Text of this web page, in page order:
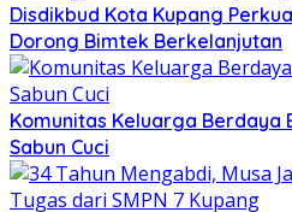
Disdikbud Kota Kupang
Dorong Bimtek Berkelanjutan
Komunitas Keluarga Berdaya
Sabun Cuci